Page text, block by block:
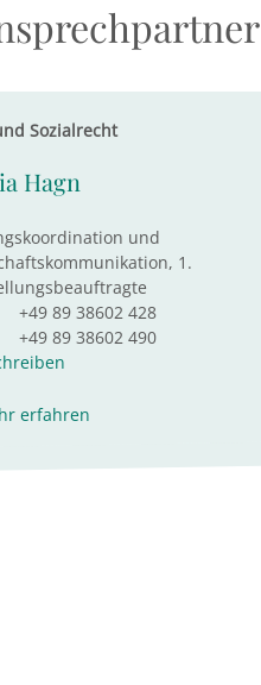
Sozialrecht
Hagn
und
1.
+49 89 38602 428
+49 89 38602 490
erfahren